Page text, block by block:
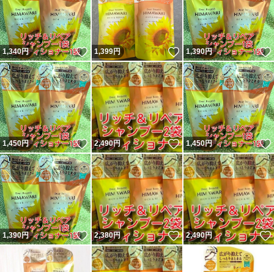
1,340円 いいね！
1,399円 いいね！
1,390円
1,450円 いいね！
2,490円 いいね！
1,450円
1,390円 いいね！
2,380円 いいね！
2,490円